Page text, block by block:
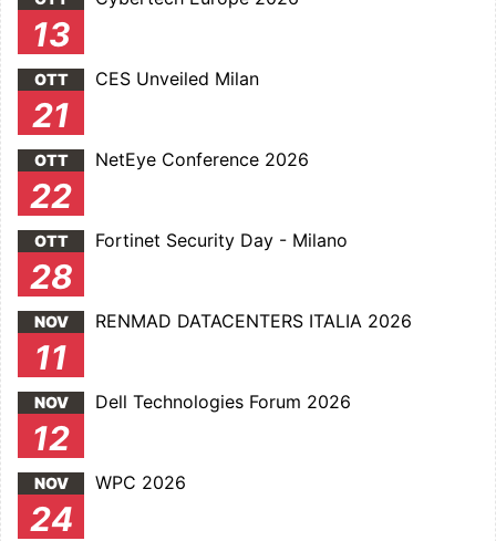
13
OTT
21
CES Unveiled Milan
OTT
22
NetEye Conference 2026
OTT
28
Fortinet Security Day - Milano
NOV
11
RENMAD DATACENTERS ITALIA 2026
NOV
12
Dell Technologies Forum 2026
NOV
24
WPC 2026